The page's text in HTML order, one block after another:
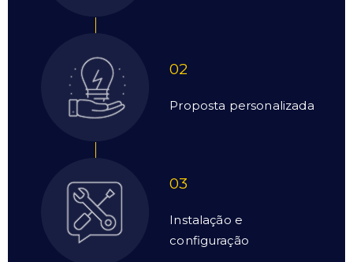
02
Proposta personalizada
03
Instalação e
configuração